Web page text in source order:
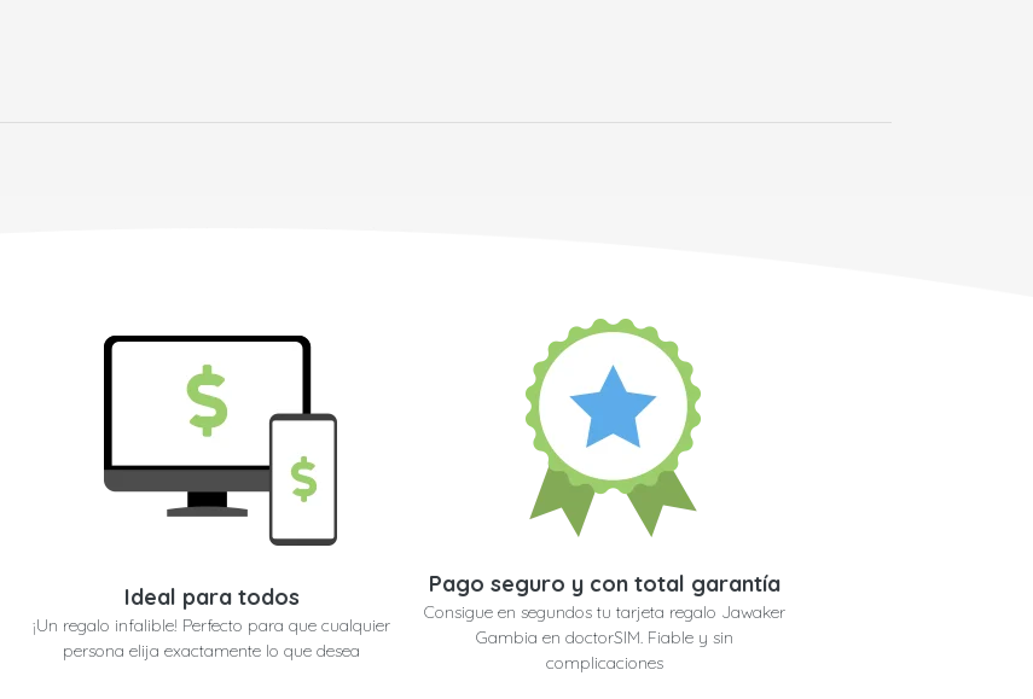
Ideal para todos
¡Un regalo infalible! Perfecto para que cualquier
persona elija exactamente lo que desea
Pago seguro y con total garantía
Consigue en segundos tu tarjeta regalo Jawaker
Gambia en doctorSIM. Fiable y sin
complicaciones